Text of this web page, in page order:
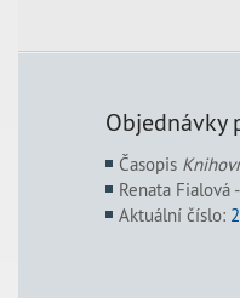
Objednávky
Časopis
Renata Fialová
Aktuální číslo: